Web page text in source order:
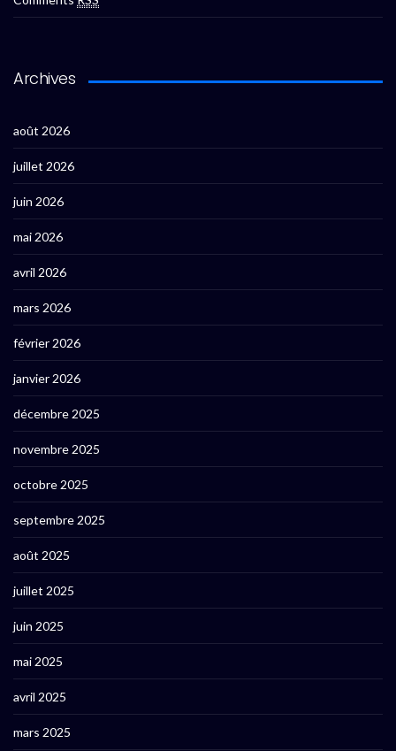
Archives
août 2026
juillet 2026
juin 2026
mai 2026
avril 2026
mars 2026
février 2026
janvier 2026
décembre 2025
novembre 2025
octobre 2025
septembre 2025
août 2025
juillet 2025
juin 2025
mai 2025
avril 2025
mars 2025